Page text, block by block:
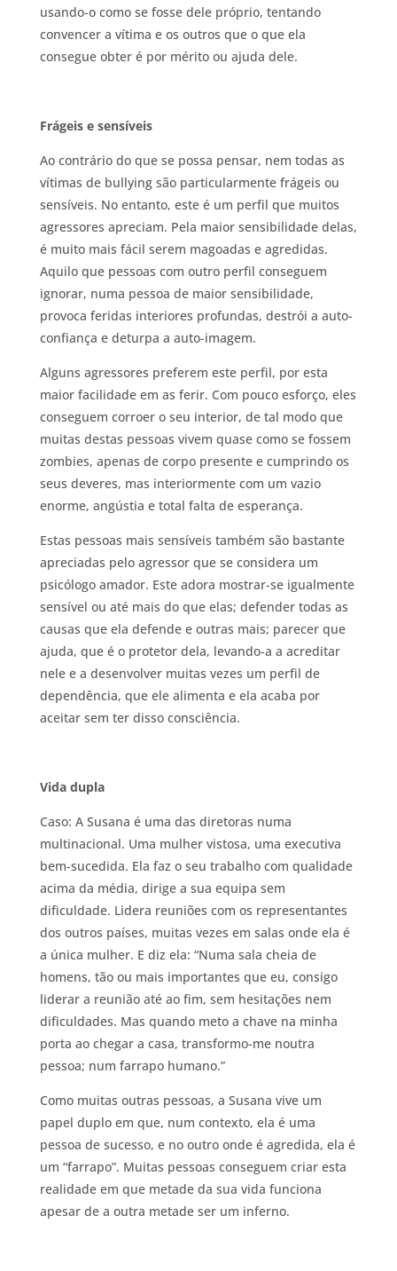
usando-o como se fosse dele próprio, tentando
convencer a vítima e os outros que o que ela
consegue obter é por mérito ou ajuda dele.
Frágeis e sensíveis
Ao contrário do que se possa pensar, nem todas as
vítimas de bullying são particularmente frágeis ou
sensíveis. No entanto, este é um perfil que muitos
agressores apreciam. Pela maior sensibilidade delas,
é muito mais fácil serem magoadas e agredidas.
Aquilo que pessoas com outro perfil conseguem
ignorar, numa pessoa de maior sensibilidade,
provoca feridas interiores profundas, destrói a auto-
confiança e deturpa a auto-imagem.
Alguns agressores preferem este perfil, por esta
maior facilidade em as ferir. Com pouco esforço, eles
conseguem corroer o seu interior, de tal modo que
muitas destas pessoas vivem quase como se fossem
zombies, apenas de corpo presente e cumprindo os
seus deveres, mas interiormente com um vazio
enorme, angústia e total falta de esperança.
Estas pessoas mais sensíveis também são bastante
apreciadas pelo agressor que se considera um
psicólogo amador. Este adora mostrar-se igualmente
sensível ou até mais do que elas; defender todas as
causas que ela defende e outras mais; parecer que
ajuda, que é o protetor dela, levando-a a acreditar
nele e a desenvolver muitas vezes um perfil de
dependência, que ele alimenta e ela acaba por
aceitar sem ter disso consciência.
Vida dupla
Caso: A Susana é uma das diretoras numa
multinacional. Uma mulher vistosa, uma executiva
bem-sucedida. Ela faz o seu trabalho com qualidade
acima da média, dirige a sua equipa sem
dificuldade. Lidera reuniões com os representantes
dos outros países, muitas vezes em salas onde ela é
a única mulher. E diz ela: “Numa sala cheia de
homens, tão ou mais importantes que eu, consigo
liderar a reunião até ao fim, sem hesitações nem
dificuldades. Mas quando meto a chave na minha
porta ao chegar a casa, transformo-me noutra
pessoa; num farrapo humano.”
Como muitas outras pessoas, a Susana vive um
papel duplo em que, num contexto, ela é uma
pessoa de sucesso, e no outro onde é agredida, ela é
um “farrapo”. Muitas pessoas conseguem criar esta
realidade em que metade da sua vida funciona
apesar de a outra metade ser um inferno.